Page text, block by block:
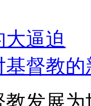
逼迫
督教的